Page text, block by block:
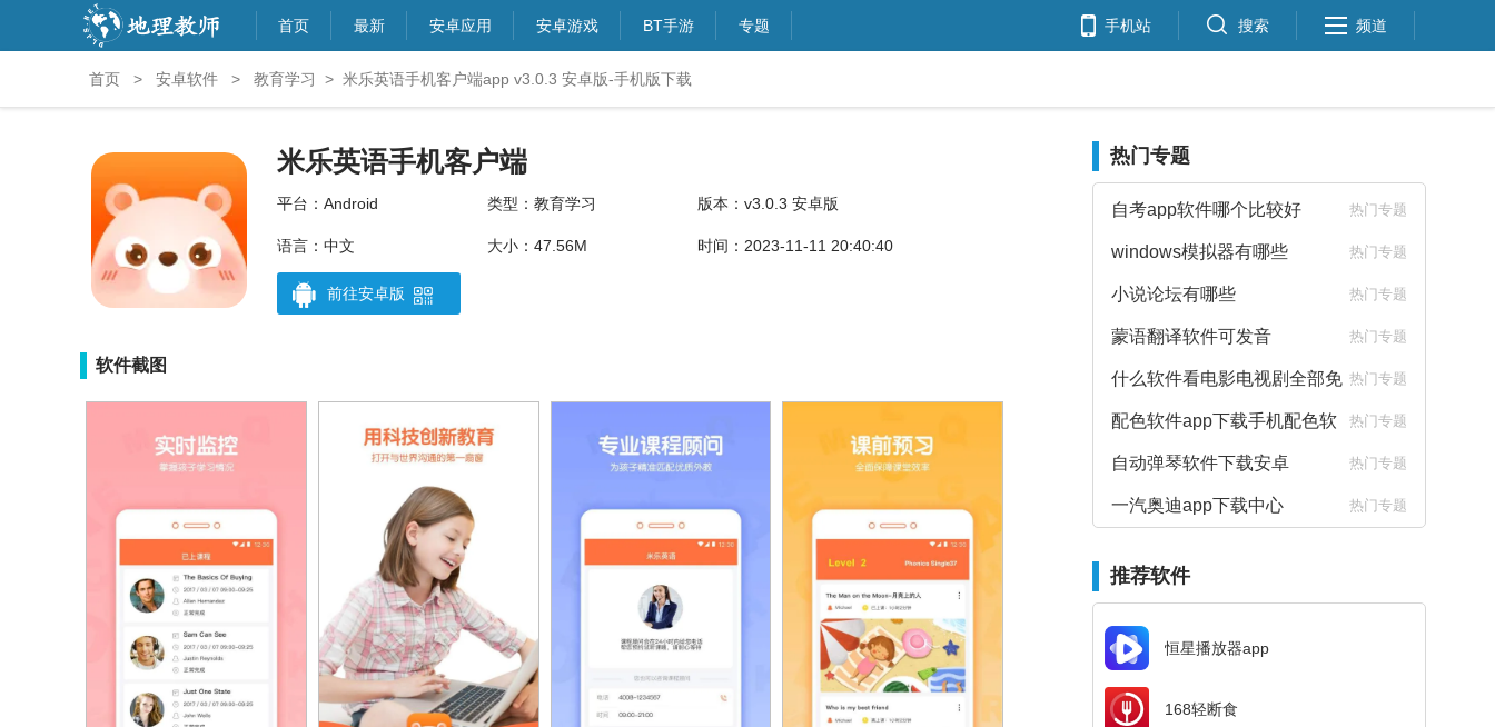
首页 最新 安卓应用 安卓游戏 BT手游 专题 手机站 搜索 频道
首页 > 安卓软件 > 教育学习 > 米乐英语手机客户端app v3.0.3 安卓版-手机版下载
米乐英语手机客户端
平台：Android 类型：教育学习 版本：v3.0.3 安卓版
语言：中文 大小：47.56M 时间：2023-11-11 20:40:40
前往安卓版
软件截图
热门专题
自考app软件哪个比较好 热门专题
windows模拟器有哪些 热门专题
小说论坛有哪些 热门专题
蒙语翻译软件可发音 热门专题
什么软件看电影电视剧全部免
费
热门专题
配色软件app下载手机配色软
件下载
热门专题
自动弹琴软件下载安卓 热门专题
一汽奥迪app下载中心 热门专题
推荐软件
恒星播放器app
168轻断食